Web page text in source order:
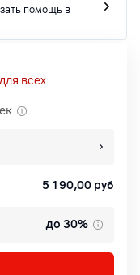
помощь в
всех
5 190,00 руб
до 30%